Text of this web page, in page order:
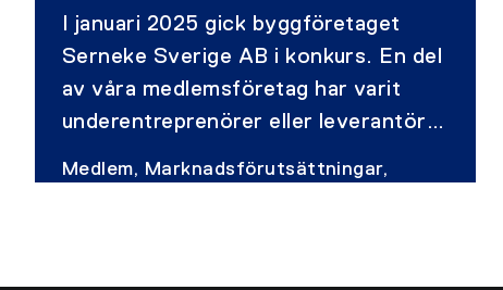
I januari 2025 gick byggföretaget
Serneke Sverige AB i konkurs. En del
av våra medlemsföretag har varit
underentreprenörer eller leverantörer
återvinningskrav från konkursboet.
Medlem, Marknadsförutsättningar,